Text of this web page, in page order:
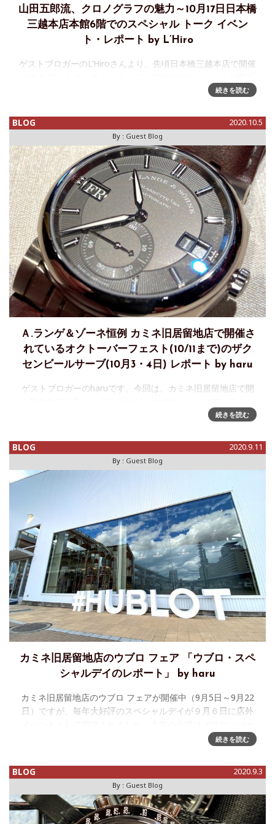
山田五郎流、クロノグラフの魅力～10月17日日本橋
三越本店本館6階でのスペシャル トーク イベン
ト・レポート by L’Hiro
ゲストブロガーのL’Hiroさんより、先頃日本橋三越本店で開催
郎氏 スペシャル トークイベント」のレポートを投稿いただき
続きを読む
BLOG 2020.10.5
By : Guest Blog
Ａ.ランゲ＆ゾーネ恒例 カミネ旧居留地店で開催さ
れているオクトーバーフェスト(10/11まで)のザク
センビールサーブ(10月3・4日) レポート by haru
ゲストブロガーのharuです。今回は、カミネ旧居留地店で開
（10/3 ～ 10/11）のレポートです！ 10月3・4日は、旧居留
た4
続きを読む
BLOG 2020.9.11
By : Guest Blog
カミネ旧居留地店のウブロ フェア 「ウブロ・スペ
シャルデイのレポート」 by haru
カミネ旧居留地店のウブロ フェアが開催中（9月5日～9月22
日）ですが、毎年大好評のスペシャルデイが９月６日に店外
続きを読む
BLOG 2020.9.3
By : Guest Blog